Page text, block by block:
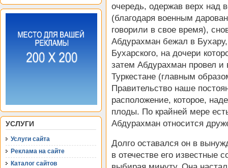
УСЛУГИ
Услуги сайта
Реклама на сайте
Каталог сайтов
очередь, одержав верх над
(благодаря военным
говорили в свое время),
Абдурахман бежал в
Бухарского, на дочери
затем Абдурахман провел
Туркестане (главным
Правительство наше
расположение, которое,
плоды. По крайней мере
Абдурахман относится
Долго оставался он в
в отечестве его известные